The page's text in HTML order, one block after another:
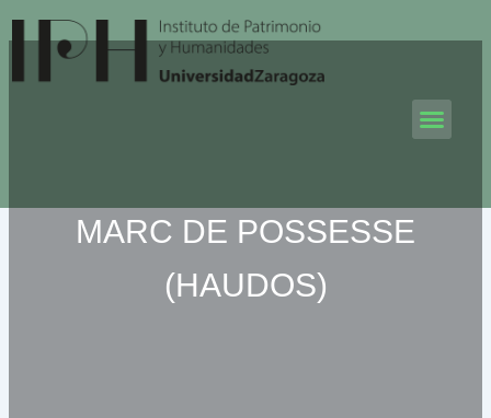
al
contenido
MARC DE POSSESSE
(HAUDOS)